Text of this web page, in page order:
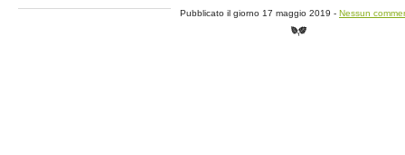
Pubblicato il giorno 17 maggio 2019 - Nessun